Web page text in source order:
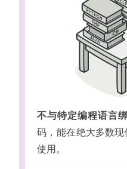
不与特定编程语言
码
能在绝大多数
使用。